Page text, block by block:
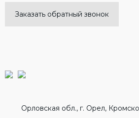
Заказать обратный звонок
Орловская обл., г. Орел,